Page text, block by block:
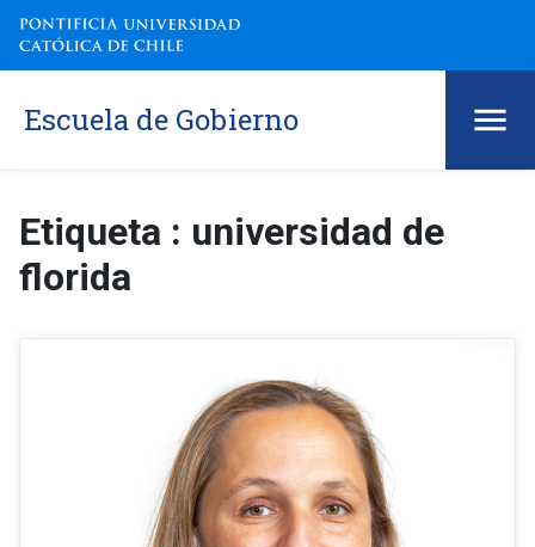
Escuela de Gobierno
Etiqueta : universidad de
florida